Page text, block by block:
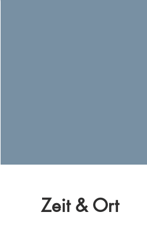
Zeit & Ort